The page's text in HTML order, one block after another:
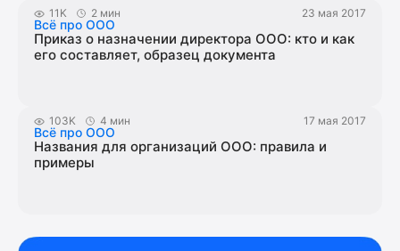
11K 2 мин 23 мая 2017
Всё про ООО
Приказ о назначении директора ООО: кто и как
его составляет, образец документа
103K 4 мин 17 мая 2017
Всё про ООО
Названия для организаций ООО: правила и
примеры